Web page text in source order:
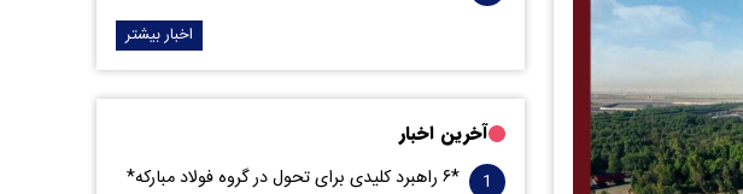
اخبار بیشتر
آخرین اخبار
*۶ راهبرد کلیدی برای تحول در گروه فولاد مبارکه*